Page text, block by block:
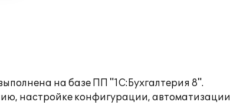
на базе ПП "1С:Бухгалтерия 8".
настройке конфигурации, автоматизации